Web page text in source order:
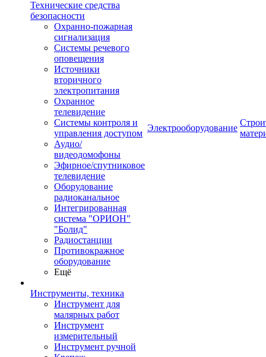
Технические средства
безопасности
Охранно-пожарная
сигнализация
Системы речевого
оповещения
Источники
вторичного
электропитания
Охранное
телевидение
Системы контроля и
управления доступом
Аудио/
видеодомофоны
Эфирное/спутниковое
телевидение
Оборудование
радиоканальное
Интегрированная
система "ОРИОН"
"Болид"
Радиостанции
Противокражное
оборудование
Ещё
Инструменты, техника
Инструмент для
малярных работ
Инструмент
измерительный
Инструмент ручной
Электрооборудование